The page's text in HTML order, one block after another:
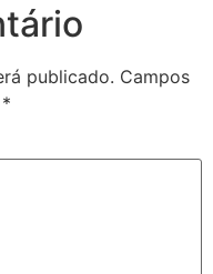
publicado. Campos
*